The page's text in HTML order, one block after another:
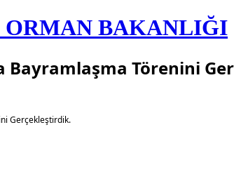
ORMAN BAKANLIĞI
Bayramlaşma Törenini
Gerçekleştirdik​.